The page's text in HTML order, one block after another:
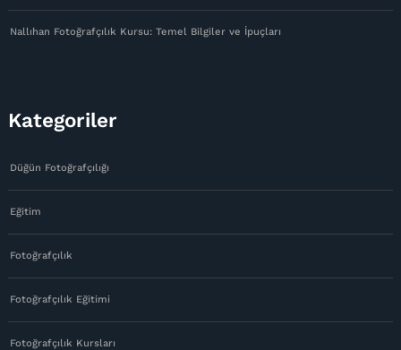
Nallıhan Fotoğrafçılık Kursu: Temel Bilgiler ve İpuçları
Kategoriler
Düğün Fotoğrafçılığı
Eğitim
Fotoğrafçılık
Fotoğrafçılık Eğitimi
Fotoğrafçılık Kursları